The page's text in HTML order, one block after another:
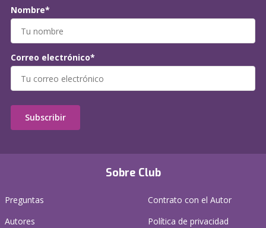
Sobre Club
Preguntas
Autores
Contrato con el Autor
Política de privacidad
Nombre*
Correo electrónico*
Subscribir